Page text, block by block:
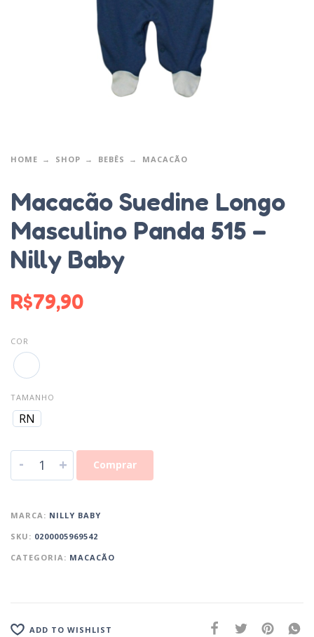
HOME SHOP BEBÊS MACACÃO
Macacão Suedine Longo
Masculino Panda 515 –
Nilly Baby
R$79,90
COR
TAMANHO
RN
- + Comprar
MARCA: NILLY BABY
SKU: 0200005969542
CATEGORIA: MACACÃO
ADD TO WISHLIST